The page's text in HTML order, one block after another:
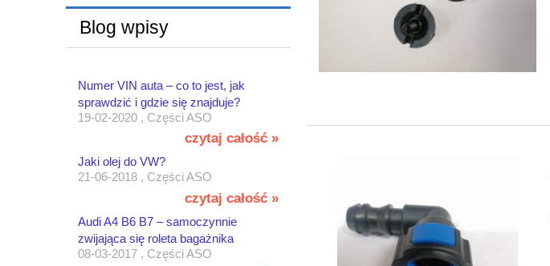
Blog wpisy
Numer VIN auta – co to jest, jak
sprawdzić i gdzie się znajduje?
19-02-2020 , Części ASO
czytaj całość »
Jaki olej do VW?
21-06-2018 , Części ASO
czytaj całość »
Audi A4 B6 B7 – samoczynnie
zwijająca się roleta bagażnika
08-03-2017 , Części ASO